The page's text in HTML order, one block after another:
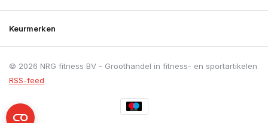
Keurmerken
© 2026 NRG fitness BV - Groothandel in fitness- en sportartikelen
RSS-feed